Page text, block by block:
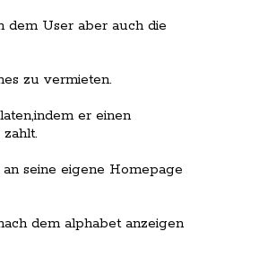
dem User aber auch die
zu vermieten.
er einen
seine eigene Homepage
dem alphabet anzeigen